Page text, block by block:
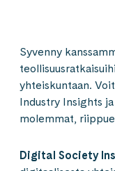
Syvenny
yhteiskuntaan.
Industry Insights
molemmat,
Digital Society